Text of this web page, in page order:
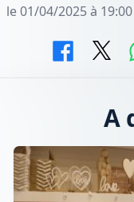
le 01/04/2025 à 19:00
A